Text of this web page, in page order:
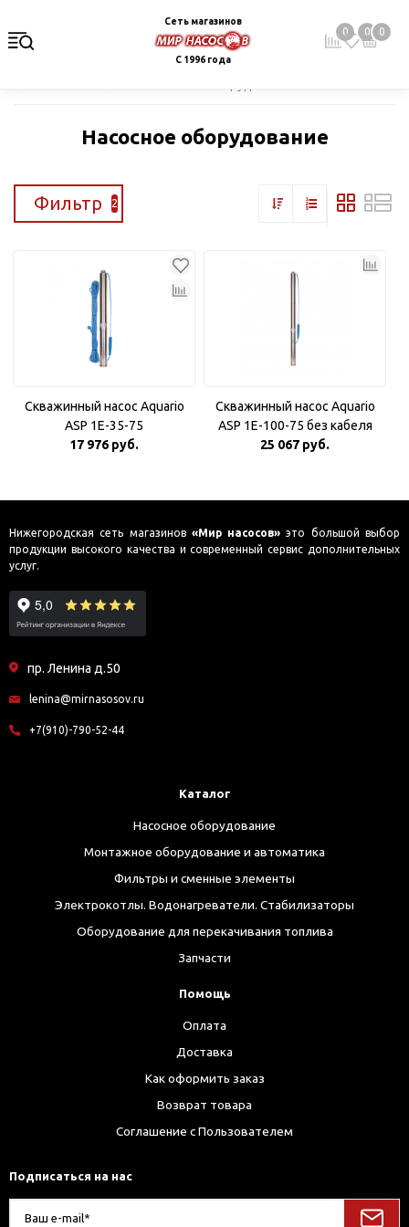
Сеть магазинов
С 1996 года
0 0 0
Насосное оборудование
Фильтр 2
Скважинный насос Aquario
ASP 1E-35-75
17 976 руб.
Скважинный насос Aquario
ASP 1E-100-75 без кабеля
25 067 руб.
Нижегородская сеть магазинов «Мир насосов» это большой выбор
продукции высокого качества и современный сервис дополнительных
услуг.
пр. Ленина д.50
lenina@mirnasosov.ru
+7(910)-790-52-44
Каталог
Насосное оборудование
Монтажное оборудование и автоматика
Фильтры и сменные элементы
Электрокотлы. Водонагреватели. Стабилизаторы
Оборудование для перекачивания топлива
Запчасти
Помощь
Оплата
Доставка
Как оформить заказ
Возврат товара
Соглашение с Пользователем
Подписаться на нас